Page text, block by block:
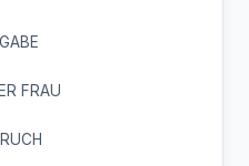
FRAU